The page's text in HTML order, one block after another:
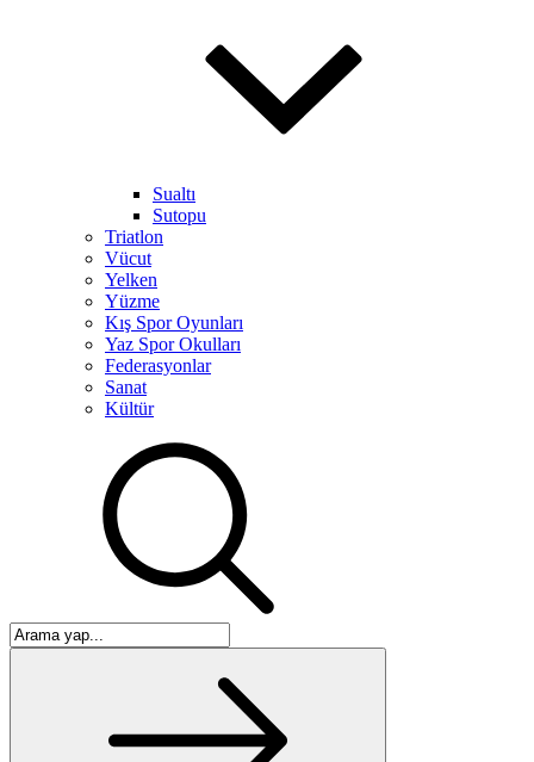
Sualtı
Sutopu
Triatlon
Vücut
Yelken
Yüzme
Kış Spor Oyunları
Yaz Spor Okulları
Federasyonlar
Sanat
Kültür